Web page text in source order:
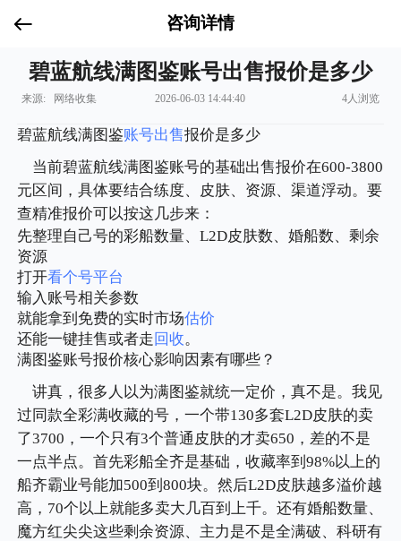
咨询详情
碧蓝航线满图鉴账号出售报价是多少
来源: 网络收集 2026-06-03 14:44:40 4人浏览
碧蓝航线满图鉴账号出售报价是多少
当前碧蓝航线满图鉴账号的基础出售报价在600-3800
元区间，具体要结合练度、皮肤、资源、渠道浮动。要
查精准报价可以按这几步来：
先整理自己号的彩船数量、L2D皮肤数、婚船数、剩余
资源
打开看个号平台
输入账号相关参数
就能拿到免费的实时市场估价
还能一键挂售或者走回收。
满图鉴账号报价核心影响因素有哪些？
讲真，很多人以为满图鉴就统一定价，真不是。我见
过同款全彩满收藏的号，一个带130多套L2D皮肤的卖
了3700，一个只有3个普通皮肤的才卖650，差的不是
一点半点。首先彩船全齐是基础，收藏率到98%以上的
船齐霸业号能加500到800块。然后L2D皮肤越多溢价越
高，70个以上就能多卖大几百到上千。还有婚船数量、
魔方红尖尖这些剩余资源、主力是不是全满破、科研有